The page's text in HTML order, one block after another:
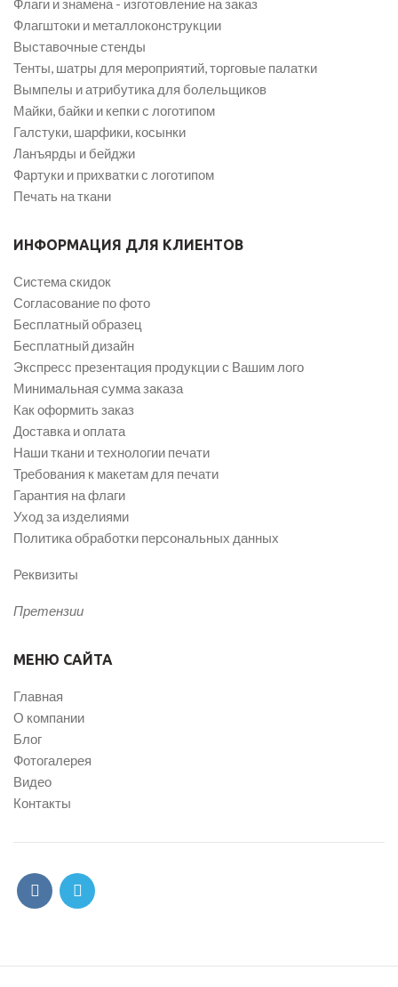
Флаги и знамена - изготовление на заказ
Флагштоки и металлоконструкции
Выставочные стенды
Тенты, шатры для мероприятий, торговые палатки
Вымпелы и атрибутика для болельщиков
Майки, байки и кепки с логотипом
Галстуки, шарфики, косынки
Ланъярды и бейджи
Фартуки и прихватки с логотипом
Печать на ткани
ИНФОРМАЦИЯ ДЛЯ КЛИЕНТОВ
Система скидок
Согласование по фото
Бесплатный образец
Бесплатный дизайн
Экспресс презентация продукции с Вашим лого
Минимальная сумма заказа
Как оформить заказ
Доставка и оплата
Наши ткани и технологии печати
Требования к макетам для печати
Гарантия на флаги
Уход за изделиями
Политика обработки персональных данных
Реквизиты
Претензии
МЕНЮ САЙТА
Главная
О компании
Блог
Фотогалерея
Видео
Контакты